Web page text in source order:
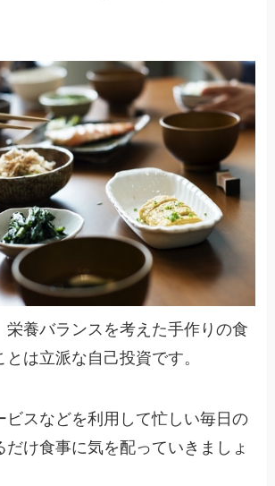
栄養バランスを考えた手作りの食
は立派な自己投資です。
ビスなどを利用して忙しい毎日の
だけ食事に気を配っていきましょ